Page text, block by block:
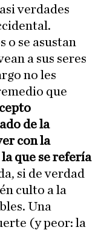
verdades
o se asustan
a sus seres
no les
que
de la
con la
que se refería
si de verdad
culto a la
Una
(y peor: la